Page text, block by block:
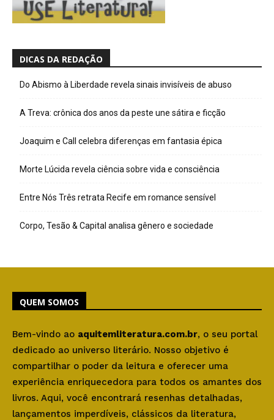
DICAS DA REDAÇÃO
Do Abismo à Liberdade revela sinais invisíveis de abuso
A Treva: crônica dos anos da peste une sátira e ficção
Joaquim e Call celebra diferenças em fantasia épica
Morte Lúcida revela ciência sobre vida e consciência
Entre Nós Três retrata Recife em romance sensível
Corpo, Tesão & Capital analisa gênero e sociedade
QUEM SOMOS
Bem-vindo ao aquitemliteratura.com.br, o seu portal
dedicado ao universo literário. Nosso objetivo é
compartilhar o poder da leitura e oferecer uma
experiência enriquecedora para todos os amantes dos
livros. Aqui, você encontrará resenhas detalhadas,
lançamentos imperdíveis, clássicos da literatura,